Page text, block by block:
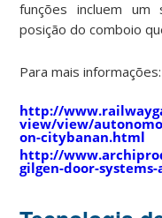
funções incluem um
posição do comboio
Para mais informações:
http://
view/view/
on-citybanan.html
http://
gilgen-door-